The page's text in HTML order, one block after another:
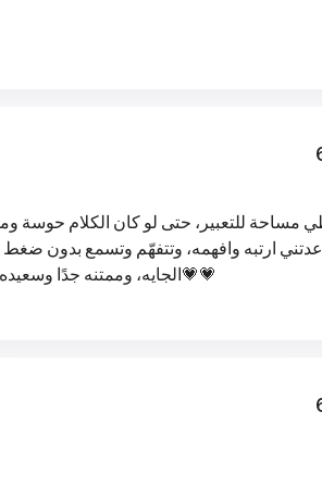
مساحة للتعبير، حتى لو كان الكلام حوسة
ارتبه وافهمه، وتتفهّم وتسمع بدون
الجايه، وممتنه جدًا وسعيده اني حجزت عندها💗💗